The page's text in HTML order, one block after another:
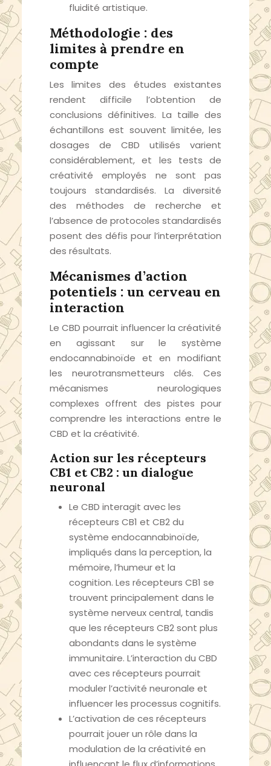
fluidité artistique.
Méthodologie : des
limites à prendre en
compte
Les limites des études existantes
rendent difficile l’obtention de
conclusions définitives. La taille des
échantillons est souvent limitée, les
dosages de CBD utilisés varient
considérablement, et les tests de
créativité employés ne sont pas
toujours standardisés. La diversité
des méthodes de recherche et
l’absence de protocoles standardisés
posent des défis pour l’interprétation
des résultats.
Mécanismes d’action
potentiels : un cerveau en
interaction
Le CBD pourrait influencer la créativité
en agissant sur le système
endocannabinoïde et en modifiant
les neurotransmetteurs clés. Ces
mécanismes neurologiques
complexes offrent des pistes pour
comprendre les interactions entre le
CBD et la créativité.
Action sur les récepteurs
CB1 et CB2 : un dialogue
neuronal
Le CBD interagit avec les
récepteurs CB1 et CB2 du
système endocannabinoïde,
impliqués dans la perception, la
mémoire, l’humeur et la
cognition. Les récepteurs CB1 se
trouvent principalement dans le
système nerveux central, tandis
que les récepteurs CB2 sont plus
abondants dans le système
immunitaire. L’interaction du CBD
avec ces récepteurs pourrait
moduler l’activité neuronale et
influencer les processus cognitifs.
L’activation de ces récepteurs
pourrait jouer un rôle dans la
modulation de la créativité en